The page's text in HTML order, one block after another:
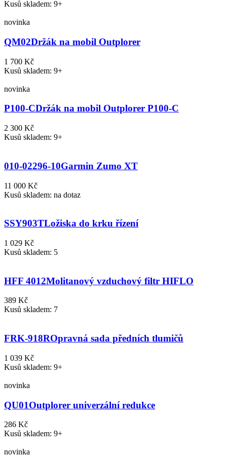
Kusů skladem: 9+
novinka
QM02Držák na mobil Outplorer
1 700 Kč
Kusů skladem: 9+
novinka
P100-CDržák na mobil Outplorer P100-C
2 300 Kč
Kusů skladem: 9+
010-02296-10Garmin Zumo XT
11 000 Kč
Kusů skladem: na dotaz
SSY903TLožiska do krku řízení
1 029 Kč
Kusů skladem: 5
HFF 4012Molitanový vzduchový filtr HIFLO
389 Kč
Kusů skladem: 7
FRK-918ROpravná sada předních tlumičů
1 039 Kč
Kusů skladem: 9+
novinka
QU01Outplorer univerzální redukce
286 Kč
Kusů skladem: 9+
novinka